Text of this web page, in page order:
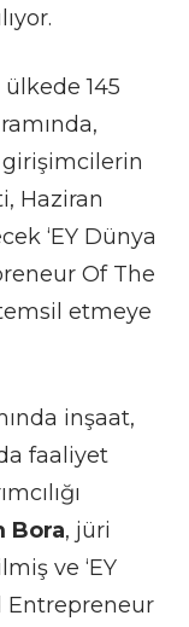
145
Haziran
‘EY Dünya
Of The
temsil etmeye
inşaat,
faaliyet
Bora, jüri
ve ‘EY
Entrepreneur